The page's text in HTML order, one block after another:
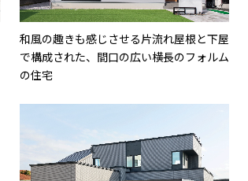
和風の趣きも感じさせる片流れ屋根と下屋
で構成された、間口の広い横長のフォルム
の住宅